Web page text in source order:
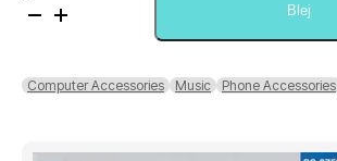
SBOX
HS-
736
Blej
Computer Accessories Music Phone Accessories